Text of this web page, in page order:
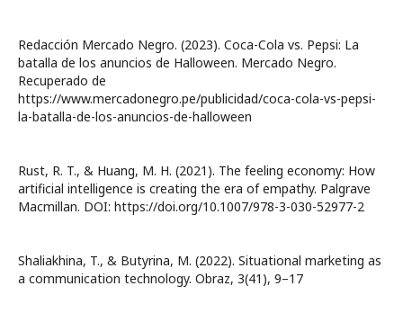
Redacción Mercado Negro. (2023). Coca-Cola vs. Pepsi: La
batalla de los anuncios de Halloween. Mercado Negro.
Recuperado de
https://www.mercadonegro.pe/publicidad/coca-cola-vs-pepsi-
la-batalla-de-los-anuncios-de-halloween
Rust, R. T., & Huang, M. H. (2021). The feeling economy: How
artificial intelligence is creating the era of empathy. Palgrave
Macmillan. DOI: https://doi.org/10.1007/978-3-030-52977-2
Shaliakhina, T., & Butyrina, M. (2022). Situational marketing as
a communication technology. Obraz, 3(41), 9–17